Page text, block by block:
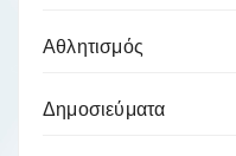
Αθλητισμός
Δημοσιεύματα